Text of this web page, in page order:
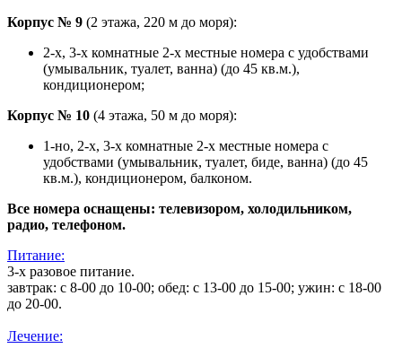
Корпус № 9 (2 этажа, 220 м до моря):
2-х, 3-х комнатные 2-х местные номера с удобствами
(умывальник, туалет, ванна) (до 45 кв.м.),
кондиционером;
Корпус № 10 (4 этажа, 50 м до моря):
1-но, 2-х, 3-х комнатные 2-х местные номера с
удобствами (умывальник, туалет, биде, ванна) (до 45
кв.м.), кондиционером, балконом.
Все номера оснащены: телевизором, холодильником,
радио, телефоном.
Питание:
3-х разовое питание.
завтрак: с 8-00 до 10-00; обед: с 13-00 до 15-00; ужин: с 18-00
до 20-00.
Лечение: